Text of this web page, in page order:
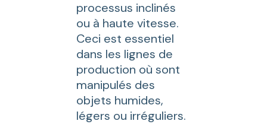
processus inclinés
ou à haute vitesse.
Ceci est essentiel
dans les lignes de
production où sont
manipulés des
objets humides,
légers ou irréguliers.